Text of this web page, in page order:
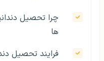
چرا تحصیل
ها
فرایند تحصیل